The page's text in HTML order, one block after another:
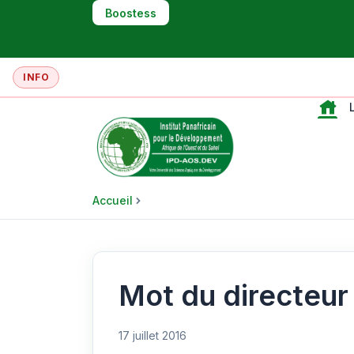
Boostess
INFO
Accueil
Mot du directeur
17 juillet 2016